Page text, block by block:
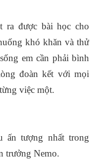
ra được bài học cho
khó khăn và thử
em cần phải bình
đoàn kết với mọi
việc một.
ấn tượng nhất trong
trưởng Nemo.